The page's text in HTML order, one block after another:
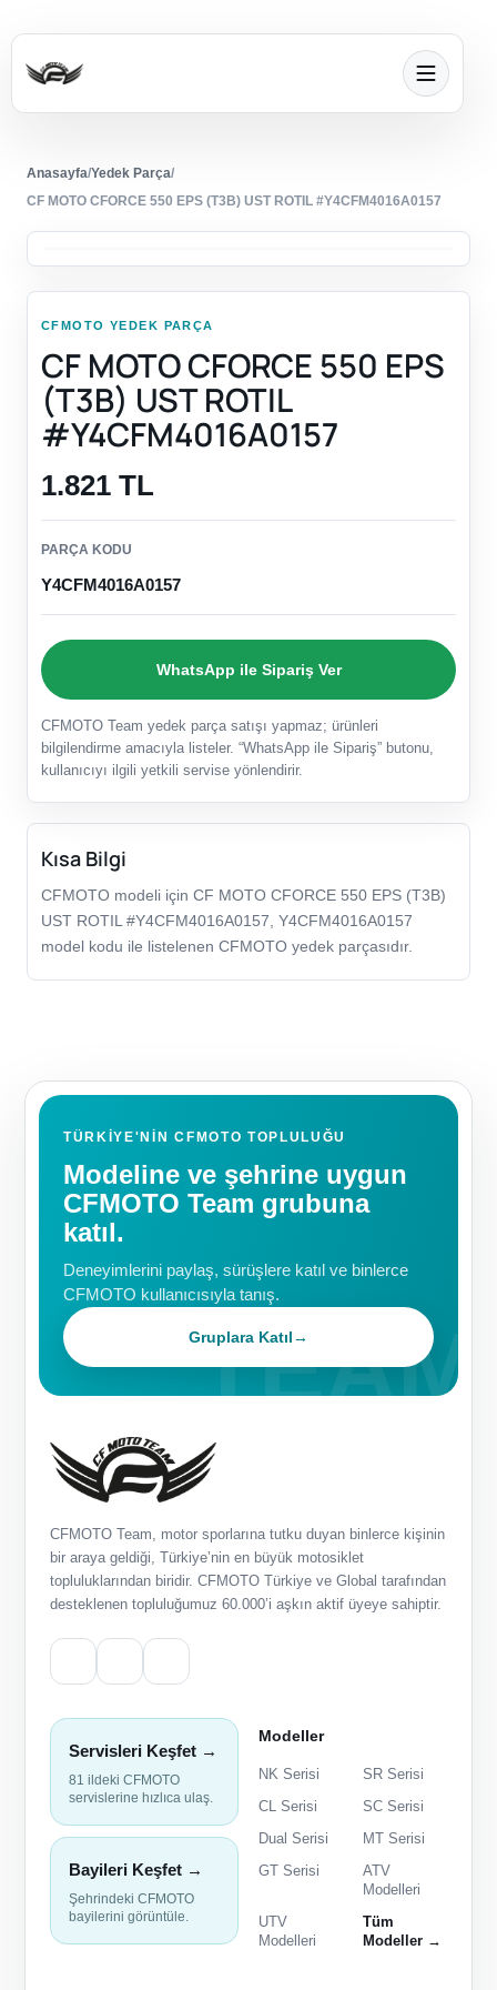
Anasayfa/Yedek Parça/
CF MOTO CFORCE 550 EPS (T3B) UST ROTIL #Y4CFM4016A0157
CFMOTO YEDEK PARÇA
CF MOTO CFORCE 550 EPS
(T3B) UST ROTIL
#Y4CFM4016A0157
1.821 TL
PARÇA KODU
Y4CFM4016A0157
WhatsApp ile Sipariş Ver
CFMOTO Team yedek parça satışı yapmaz; ürünleri
bilgilendirme amacıyla listeler. “WhatsApp ile Sipariş” butonu,
kullanıcıyı ilgili yetkili servise yönlendirir.
Kısa Bilgi
CFMOTO modeli için CF MOTO CFORCE 550 EPS (T3B)
UST ROTIL #Y4CFM4016A0157, Y4CFM4016A0157
model kodu ile listelenen CFMOTO yedek parçasıdır.
TÜRKIYE'NIN CFMOTO TOPLULUĞU
Modeline ve şehrine uygun
CFMOTO Team grubuna
katıl.
Deneyimlerini paylaş, sürüşlere katıl ve binlerce
CFMOTO kullanıcısıyla tanış.
Gruplara Katıl→
CFMOTO Team, motor sporlarına tutku duyan binlerce kişinin
bir araya geldiği, Türkiye’nin en büyük motosiklet
topluluklarından biridir. CFMOTO Türkiye ve Global tarafından
desteklenen topluluğumuz 60.000’i aşkın aktif üyeye sahiptir.
Servisleri Keşfet →
81 ildeki CFMOTO
servislerine hızlıca ulaş.
Bayileri Keşfet →
Şehrindeki CFMOTO
bayilerini görüntüle.
Modeller
NK Serisi
SR Serisi
CL Serisi
SC Serisi
Dual Serisi
MT Serisi
GT Serisi
ATV
Modelleri
UTV
Modelleri
Tüm
Modeller →